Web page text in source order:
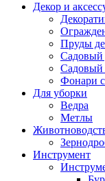
Декор и
Пруды
Садовый
Садовый
Фонари
Для уборки
Ведра
Метлы
Инструмент